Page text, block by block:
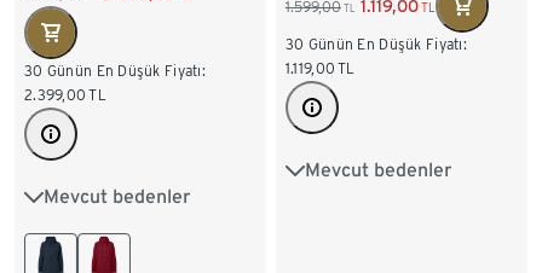
30 Günün En Düşük Fiyatı:
2.399,00 TL
Mevcut bedenler
36 38 40 42
44 46
1.599,00 TL 1.119,00TL
30 Günün En Düşük Fiyatı:
1.119,00 TL
Mevcut bedenler
34 36 38 40